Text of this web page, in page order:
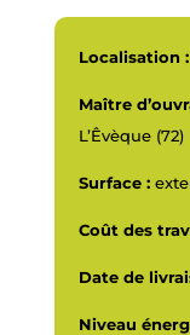
Localisation :
Maître
L’Êvèque (72)
Surface :
Coût des
Date de
Niveau